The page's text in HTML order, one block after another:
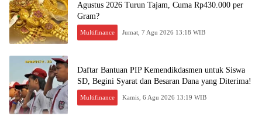
Agustus 2026 Turun Tajam, Cuma Rp430.000 per
Gram?
Multifinance Jumat, 7 Agu 2026 13:18 WIB
Daftar Bantuan PIP Kemendikdasmen untuk Siswa
SD, Begini Syarat dan Besaran Dana yang Diterima!
Multifinance Kamis, 6 Agu 2026 13:19 WIB